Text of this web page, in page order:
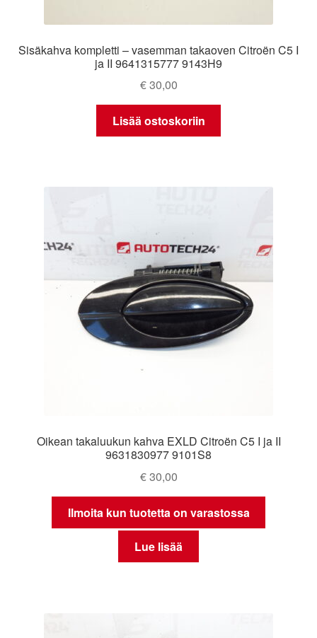
Sisäkahva kompletti – vasemman takaoven Citroën C5 I
ja II 9641315777 9143H9
€30,00
Lisää ostoskoriin
Oikean takaluukun kahva EXLD Citroën C5 I ja II
9631830977 9101S8
€30,00
Ilmoita kun tuotetta on varastossa
Lue lisää